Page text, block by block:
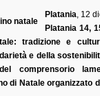
Platania, 12
Platania 14,
tradizione e
e della
comprensorio
di Natale organizzato